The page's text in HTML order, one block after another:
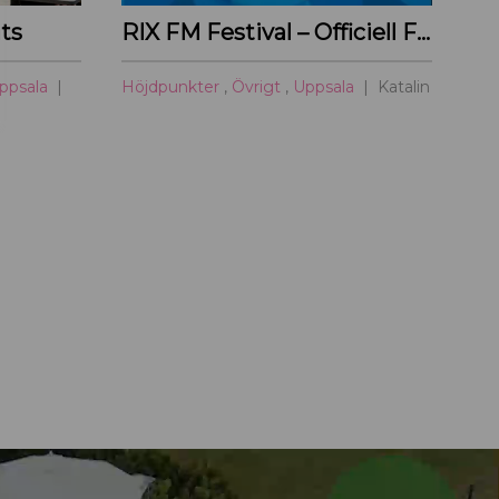
RIX FM Festival – Officiell För- och Efterfest
Höjdpunkter , Övrigt , Uppsala Katalin